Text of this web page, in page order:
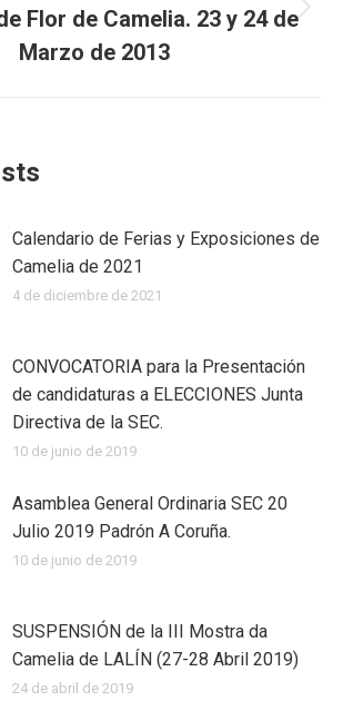
Next
post:
Flor de Camelia. 23 y 24 de
Marzo de 2013
Calendario de Ferias y Exposiciones de
Camelia de 2021
4 de diciembre de 2021
CONVOCATORIA para la Presentación
de candidaturas a ELECCIONES Junta
Directiva de la SEC.
10 de junio de 2019
Asamblea General Ordinaria SEC 20
Julio 2019 Padrón A Coruña.
10 de junio de 2019
SUSPENSIÓN de la III Mostra da
Camelia de LALÍN (27-28 Abril 2019)
24 de abril de 2019